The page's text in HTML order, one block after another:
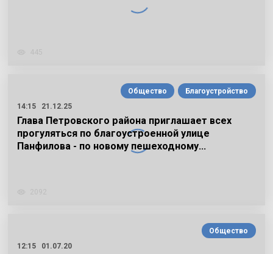
Общество
Благоустройство
14:15
21.12.25
Глава Петровского района приглашает всех
прогуляться по благоустроенной улице
Панфилова - по новому пешеходному…
Общество
12:15
01.07.20